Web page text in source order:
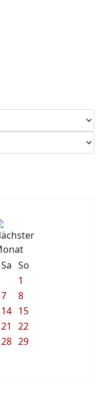
Sa So
1
7
8
14 15
21
22
28 29